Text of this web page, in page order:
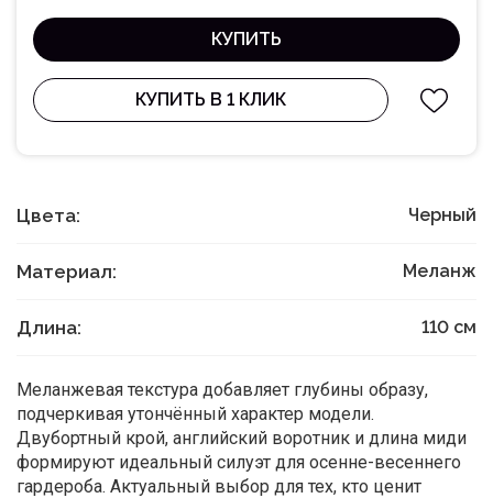
КУПИТЬ
КУПИТЬ В 1 КЛИК
Цвета: Черный
Материал: Меланж
Длина: 110 см
Меланжевая текстура добавляет глубины образу,
подчеркивая утончённый характер модели.
Двубортный крой, английский воротник и длина миди
формируют идеальный силуэт для осенне-весеннего
гардероба. Актуальный выбор для тех, кто ценит